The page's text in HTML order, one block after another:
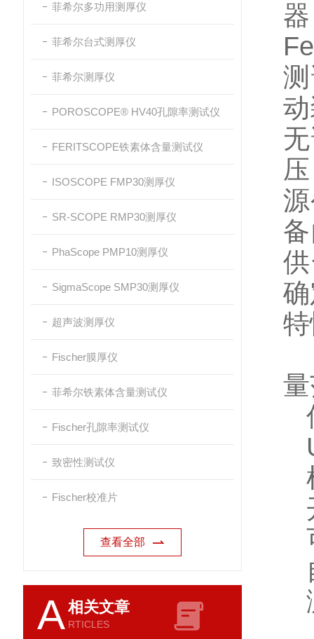
菲希尔多功用测厚仪
菲希尔台式测厚仪
菲希尔测厚仪
POROSCOPE® HV40孔隙率测试仪
FERITSCOPE铁素体含量测试仪
ISOSCOPE FMP30测厚仪
SR-SCOPE RMP30测厚仪
PhaScope PMP10测厚仪
SigmaScope SMP30测厚仪
超声波测厚仪
Fischer膜厚仪
菲希尔铁素体含量测试仪
Fischer孔隙率测试仪
致密性测试仪
Fischer校准片
查看全部
A相关文章
RTICLES